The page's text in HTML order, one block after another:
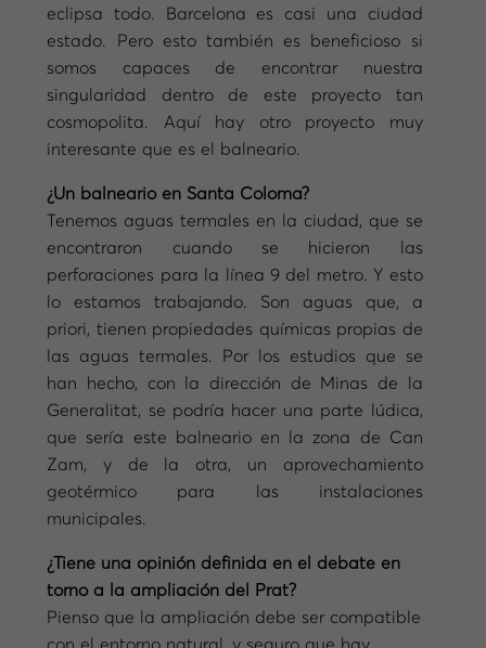
eclipsa todo. Barcelona es casi una ciudad
estado. Pero esto también es beneficioso si
somos capaces de encontrar nuestra
singularidad dentro de este proyecto tan
cosmopolita. Aquí hay otro proyecto muy
interesante que es el balneario.
¿Un balneario en Santa Coloma?
Tenemos aguas termales en la ciudad, que se
encontraron cuando se hicieron las
perforaciones para la línea 9 del metro. Y esto
lo estamos trabajando. Son aguas que, a
priori, tienen propiedades químicas propias de
las aguas termales. Por los estudios que se
han hecho, con la dirección de Minas de la
Generalitat, se podría hacer una parte lúdica,
que sería este balneario en la zona de Can
Zam, y de la otra, un aprovechamiento
geotérmico para las instalaciones
municipales.
¿Tiene una opinión definida en el debate en
torno a la ampliación del Prat?
Pienso que la ampliación debe ser compatible